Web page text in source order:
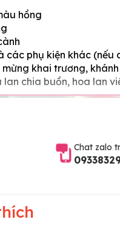
hồng
các phụ kiện khác (nếu
mừng khai trương,
lan chia buồn, hoa lan
Chat zalo